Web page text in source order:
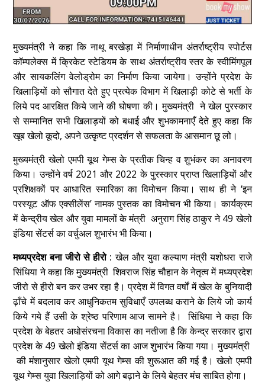
मुख्यमंत्री ने कहा कि नाथू बरखेड़ा में निर्माणाधीन अंतर्राष्ट्रीय स्पोर्टस
कॉम्पलेक्स में क्रिकेट स्टेडियम के साथ अंतर्राष्ट्रीय स्तर के स्वीमिंगपूल
और सायकलिंग वेलोड्रोम का निर्माण किया जायेगा। उन्होंने प्रदेश के
खिलाड़ियों को सौगात देते हुए प्रत्येक विभाग में खिलाड़ी कोटे से भर्ती के
लिये पद आरक्षित किये जाने की घोषणा की। मुख्यमंत्री ने खेल पुरस्कार
से सम्मानित सभी खिलाड़यों को बधाई और शुभकामनाएँ देते हुए कहा कि
खूब खेलो कूदो, अपने उत्कृष्ट प्रदर्शन से सफलता के आसमान छू लो।
मुख्यमंत्री खेलो एमपी यूथ गेम्स के प्रतीक चिन्ह व शुभंकर का अनावरण
किया। उन्होंने वर्ष 2021 और 2022 के पुरस्कार प्राप्त खिलाड़ियों और
प्रशिक्षकों पर आधारित स्मारिका का विमोचन किया। साथ ही ने ‘इन
परस्यूट ऑफ एक्सीलेंस’ नामक पुस्तक का विमोचन भी किया। कार्यक्रम
में केन्द्रीय खेल और युवा मामलों के मंत्री अनुराग सिंह ठाकुर ने 49 खेलो
इंडिया सेंटर्स का वर्चुअल शुभारंभ भी किया।
मध्यप्रदेश बना जीरो से हीरो :खेल और युवा कल्याण मंत्री यशोधरा राजे
सिंधिया ने कहा कि मुख्यमंत्री शिवराज सिंह चौहान के नेतृत्व में मध्यप्रदेश
जीरो से हीरो बन कर उभर रहा है। प्रदेश में विगत वर्षों में खेल के बुनियादी
ढ़ाँचे में बदलाव कर आधुनिकतम सुविधाएँ उपलब्ध कराने के लिये जो कार्य
किये गये हैं उसी के श्रेष्ठ परिणाम आज सामने है। सिंधिया ने कहा कि
प्रदेश के बेहतर अधोसंरचना विकास का नतीजा है कि केन्द्र सरकार द्वारा
प्रदेश के 49 खेलो इंडिया सेंटर्स का आज शुभारंभ किया गया। मुख्यमंत्री
की मंशानुसार खेलो एमपी यूथ गेम्स की शुरूआत की गई है। खेलो एमपी
यूथ गेम्स युवा खिलाड़ियों को आगे बढ़ाने के लिये बेहतर मंच साबित होगा।